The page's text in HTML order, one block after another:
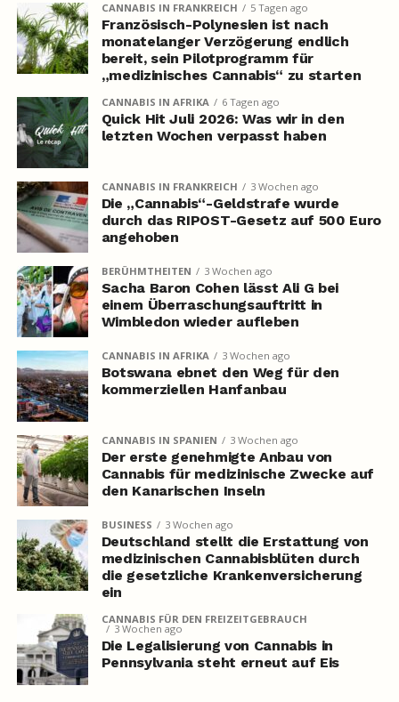
CANNABIS IN FRANKREICH 5 Tagen ago
Französisch-Polynesien ist nach
monatelanger Verzögerung endlich
bereit, sein Pilotprogramm für
„medizinisches Cannabis“ zu starten
CANNABIS IN AFRIKA 6 Tagen ago
Quick Hit Juli 2026: Was wir in den
letzten Wochen verpasst haben
CANNABIS IN FRANKREICH 3 Wochen ago
Die „Cannabis“-Geldstrafe wurde
durch das RIPOST-Gesetz auf 500 Euro
angehoben
BERÜHMTHEITEN 3 Wochen ago
Sacha Baron Cohen lässt Ali G bei
einem Überraschungsauftritt in
Wimbledon wieder aufleben
CANNABIS IN AFRIKA 3 Wochen ago
Botswana ebnet den Weg für den
kommerziellen Hanfanbau
CANNABIS IN SPANIEN 3 Wochen ago
Der erste genehmigte Anbau von
Cannabis für medizinische Zwecke auf
den Kanarischen Inseln
BUSINESS 3 Wochen ago
Deutschland stellt die Erstattung von
medizinischen Cannabisblüten durch
die gesetzliche Krankenversicherung
ein
CANNABIS FÜR DEN FREIZEITGEBRAUCH
3 Wochen ago
Die Legalisierung von Cannabis in
Pennsylvania steht erneut auf Eis